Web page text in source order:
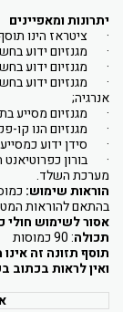
יתרונות ומאפיינים
· ציטראז הינו
· מגנזיום ידוע
· מגנזיום ידוע
· מגנזיום ידוע
אנרגיה;
· מגנזיום מסייע
· מגנזיום הנו קו-
· סידן ידוע
· בורון כפרוטיאנט
מערכת השלד.
הוראות שימוש:
בהתאם להוראות
אסור לשימוש חולי
תכולה: 90 כמוסות
תוסף תזונה זה
ואין לראות בכתוב